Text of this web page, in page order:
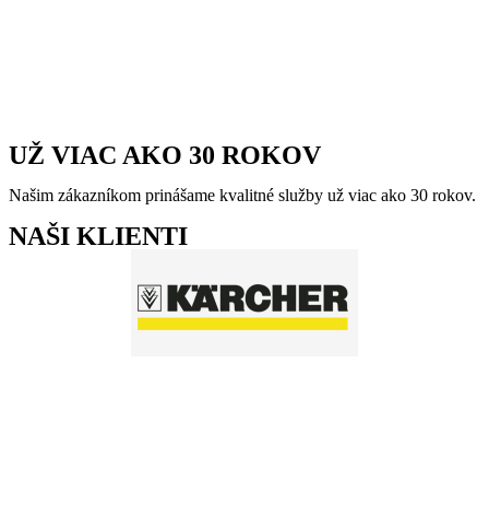
UŽ VIAC AKO 30 ROKOV
Našim zákazníkom prinášame kvalitné služby už viac ako 30 rokov.
NAŠI KLIENTI